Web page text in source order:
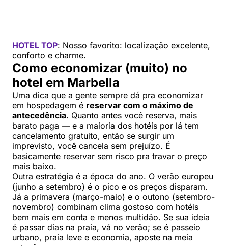
HOTEL TOP: Nosso favorito: localização excelente,
conforto e charme.
Como economizar (muito) no
hotel em Marbella
Uma dica que a gente sempre dá pra economizar
em hospedagem é reservar com o máximo de
antecedência. Quanto antes você reserva, mais
barato paga — e a maioria dos hotéis por lá tem
cancelamento gratuito, então se surgir um
imprevisto, você cancela sem prejuízo. É
basicamente reservar sem risco pra travar o preço
mais baixo.
Outra estratégia é a época do ano. O verão europeu
(junho a setembro) é o pico e os preços disparam.
Já a primavera (março-maio) e o outono (setembro-
novembro) combinam clima gostoso com hotéis
bem mais em conta e menos multidão. Se sua ideia
é passar dias na praia, vá no verão; se é passeio
urbano, praia leve e economia, aposte na meia